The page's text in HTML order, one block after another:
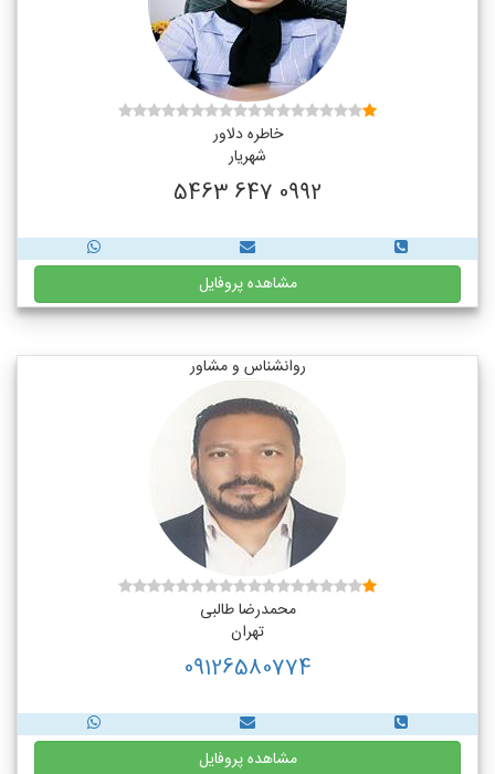
خاطره دلاور
شهریار
0992 647 5463
مشاهده پروفایل
روانشناس و مشاور
محمدرضا طالبی
تهران
09126580774
مشاهده پروفایل